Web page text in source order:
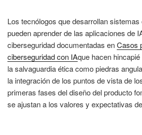
Los tecnólogos que desarrollan
pueden aprender de las aplicaciones de
ciberseguridad documentadas enCasos
ciberseguridad con IAque hacen
la salvaguardia ética como piedras
la integración de los puntos de vista de
primeras fases del diseño del producto
se ajustan a los valores y expectativas